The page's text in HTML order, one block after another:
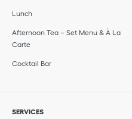
Lunch
Afternoon Tea – Set Menu & À La
Carte
Cocktail Bar
SERVICES